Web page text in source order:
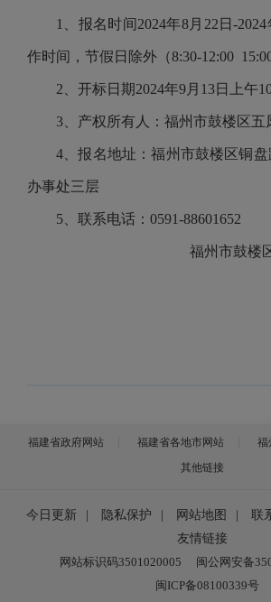
1、报名时间2024年8月 22 日-2024
作时间，节假日除外（8:30-1 2:00 15:
2、开标日期2024年9月 13日上午
3、产权所有人： 福州市鼓楼区五
4、报名地址：福州市鼓楼区铜盘
办事处三层
5、联系电话： 0591-88601652
福州市鼓楼
福建省政府网站 福建省各地市网站
福
其他链接
今日更新 隐私保护 网站地图 联
友情链接
网站标识码3501020005
闽公网安备
闽ICP备08100339号